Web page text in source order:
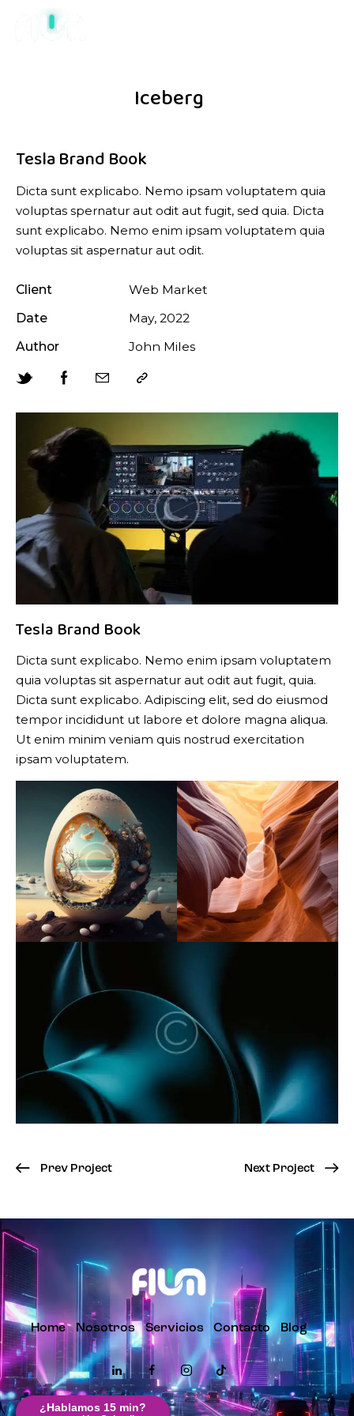
¿Hablamos 15 min?
Iceberg
Tesla Brand Book
Dicta sunt explicabo. Nemo enim ipsam voluptatem
quia voluptas sit aspernatur aut odit aut fugit, quia.
Dicta sunt explicabo. Adipiscing elit, sed do eiusmod
tempor incididunt ut labore et dolore magna aliqua.
Ut enim minim veniam quis nostrud exercitation
ipsam voluptatem.
Tesla Brand Book
Dicta sunt explicabo. Nemo ipsam voluptatem quia
voluptas spernatur aut odit aut fugit, sed quia. Dicta
sunt explicabo. Nemo enim ipsam voluptatem quia
voluptas sit aspernatur aut odit.
Client
Web Market
Date
May, 2022
Author
John Miles
Prev Project Next Project
Home Nosotros Servicios Contacto Blog